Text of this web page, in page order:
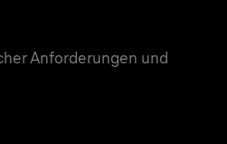
Anforderungen und